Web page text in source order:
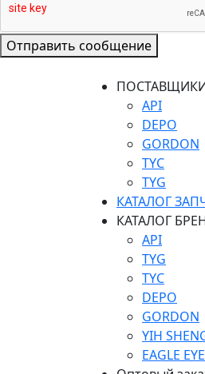
Отправить сообщение
API
DEPO
GORDON
TYC
TYG
КАТАЛОГ
КАТАЛОГ
API
TYG
TYC
DEPO
GORDON
YIH
EAGLE